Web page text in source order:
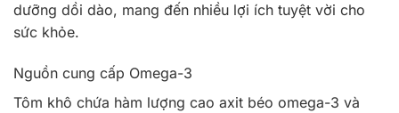
dưỡng dồi dào, mang đến nhiều lợi ích tuyệt vời cho
sức khỏe.
Nguồn cung cấp Omega-3
Tôm khô chứa hàm lượng cao axit béo omega-3 và